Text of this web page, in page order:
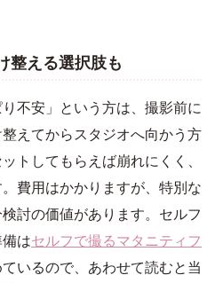
整える選択肢も
不安」という方は、撮影前に
えてからスタジオへ向かう方
トしてもらえば崩れにくく、
費用はかかりますが、特別な
討の価値があります。セルフ
はセルフで撮るマタニティフ
いるので、あわせて読むと当